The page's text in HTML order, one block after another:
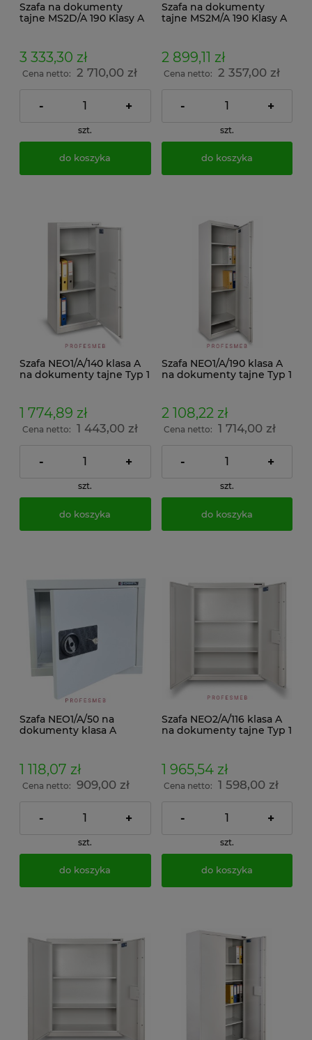
Szafa na dokumenty
tajne MS2D/A 190 Klasy A
3 333,30 zł
Cena netto: 2 710,00 zł
- +
szt.
do koszyka
Szafa na dokumenty
tajne MS2M/A 190 Klasy A
2 899,11 zł
Cena netto: 2 357,00 zł
- +
szt.
do koszyka
Szafa NEO1/A/140 klasa A
na dokumenty tajne Typ 1
1 774,89 zł
Cena netto: 1 443,00 zł
- +
szt.
do koszyka
Szafa NEO1/A/190 klasa A
na dokumenty tajne Typ 1
2 108,22 zł
Cena netto: 1 714,00 zł
- +
szt.
do koszyka
Szafa NEO1/A/50 na
dokumenty klasa A
1 118,07 zł
Cena netto: 909,00 zł
- +
szt.
do koszyka
Szafa NEO2/A/116 klasa A
na dokumenty tajne Typ 1
1 965,54 zł
Cena netto: 1 598,00 zł
- +
szt.
do koszyka